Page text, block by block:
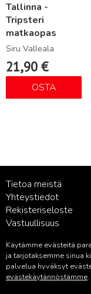
Tallinna -
Tripsteri
matkaopas
Siru Valleala
21,90 €
OSTA
Tietoa meistä
Yhteystiedot
Rekisteriseloste
Vastuullisuus
Kustantamon
palvelu@readme.fi
Käytämme evästeitä
ja tarjotaksemme sinua
palvelua hyväksyt
evästekäytännöstämme.